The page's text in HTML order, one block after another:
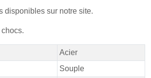
disponibles sur notre site.
Acier
Souple